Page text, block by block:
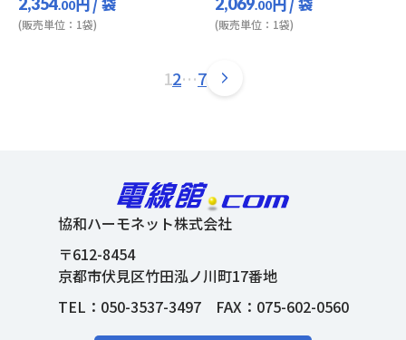
.00
(販売単位：1袋)
.00
(販売単位：1袋)
12…7
協和ハーモネット株式会社
〒612-8454
京都市伏見区竹田泓ノ川町17番地
TEL： 050-3537-3497FAX：075-602-0560